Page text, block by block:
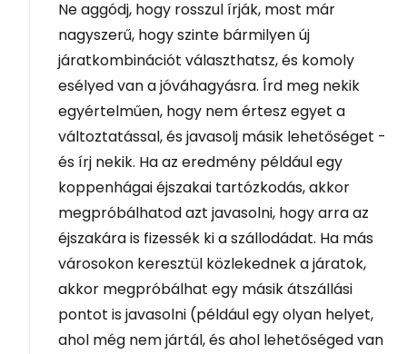
Ne aggódj, hogy rosszul írják, most már
nagyszerű, hogy szinte bármilyen új
járatkombinációt választhatsz, és komoly
esélyed van a jóváhagyásra. Írd meg nekik
egyértelműen, hogy nem értesz egyet a
változtatással, és javasolj másik lehetőséget -
és írj nekik. Ha az eredmény például egy
koppenhágai éjszakai tartózkodás, akkor
megpróbálhatod azt javasolni, hogy arra az
éjszakára is fizessék ki a szállodádat. Ha más
városokon keresztül közlekednek a járatok,
akkor megpróbálhat egy másik átszállási
pontot is javasolni (például egy olyan helyet,
ahol még nem jártál, és ahol lehetőséged van